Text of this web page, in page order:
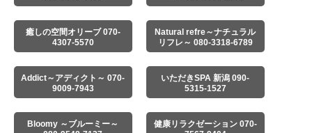
癒しの空間オリーブ 070-
4307-5570
Natural refre～ナチュラル
リフレ～ 080-3318-6789
Addict～アディクト～ 070-
9009-7943
いただきSPA 新潟 090-
5315-1527
Bloomy ～ブルーミー～
健康リラクゼーション 070-